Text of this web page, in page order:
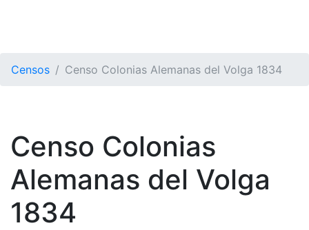
Censos Censo Colonias Alemanas del Volga 1834
Censo Colonias
Alemanas del Volga
1834